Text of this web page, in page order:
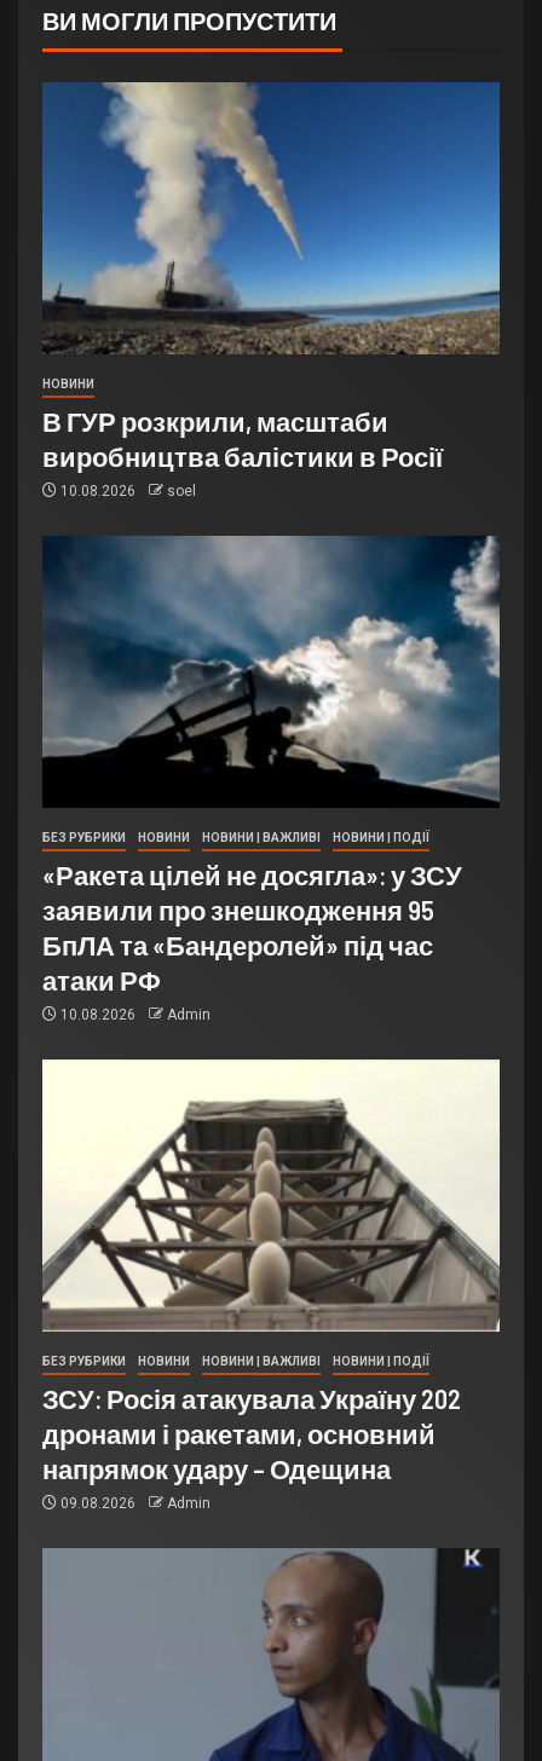
ВИ МОГЛИ ПРОПУСТИТИ
НОВИНИ
В ГУР розкрили, масштаби
виробництва балістики в Росії
10.08.2026 soel
БЕЗ РУБРИКИ НОВИНИ НОВИНИ | ВАЖЛИВІ НОВИНИ | ПОДІЇ
«Ракета цілей не досягла»: у ЗСУ
заявили про знешкодження 95
БпЛА та «Бандеролей» під час
атаки РФ
10.08.2026 Admin
БЕЗ РУБРИКИ НОВИНИ НОВИНИ | ВАЖЛИВІ НОВИНИ | ПОДІЇ
ЗСУ: Росія атакувала Україну 202
дронами і ракетами, основний
напрямок удару – Одещина
09.08.2026 Admin